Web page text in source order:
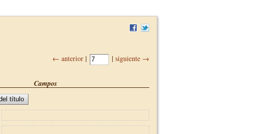
← anterior | | siguiente →
Campos